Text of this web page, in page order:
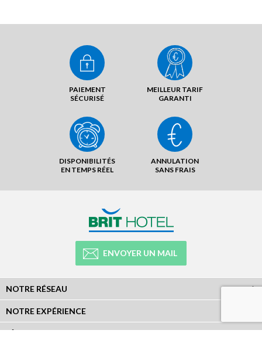
PAIEMENT
SÉCURISÉ
MEILLEUR TARIF
GARANTI
DISPONIBILITÉS
EN TEMPS RÉEL
ANNULATION
SANS FRAIS
ENVOYER UN MAIL
NOTRE RÉSEAU
NOTRE EXPÉRIENCE
LÉGAL